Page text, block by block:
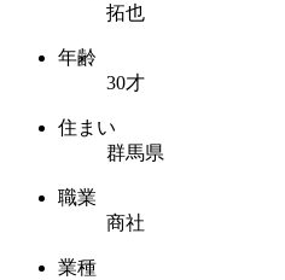
拓也
年齢
30才
住まい
群馬県
職業
商社
業種